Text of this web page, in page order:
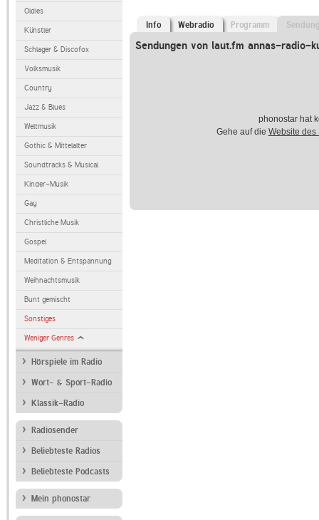
Oldies
Künstler
Schlager & Discofox
Volksmusik
Country
Jazz & Blues
Weltmusik
Gothic & Mittelalter
Soundtracks & Musical
Kinder-Musik
Gay
Christliche Musik
Gospel
Meditation & Entspannung
Weihnachtsmusik
Bunt gemischt
Sonstiges
Weniger Genres
Hörspiele im Radio
Wort- & Sport-Radio
Klassik-Radio
Radiosender
Beliebteste Radios
Beliebteste Podcasts
Mein phonostar
Info Webradio Programm
Sendungen von laut.fm annas-radio-
phonostar hat
Gehe auf die Website des